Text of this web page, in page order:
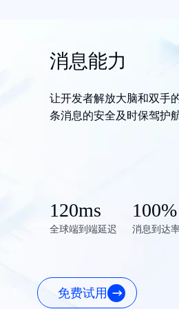
消息能力
让开发者解放大脑和双手
条消息的安全及时保驾护
120ms
全球端到端延迟
100%
消息到达
免费试用